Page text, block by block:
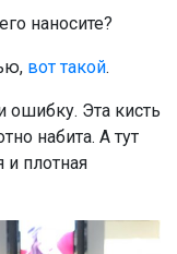
наносите?
вот такой.
Эта кисть
набита. А тут
и плотная